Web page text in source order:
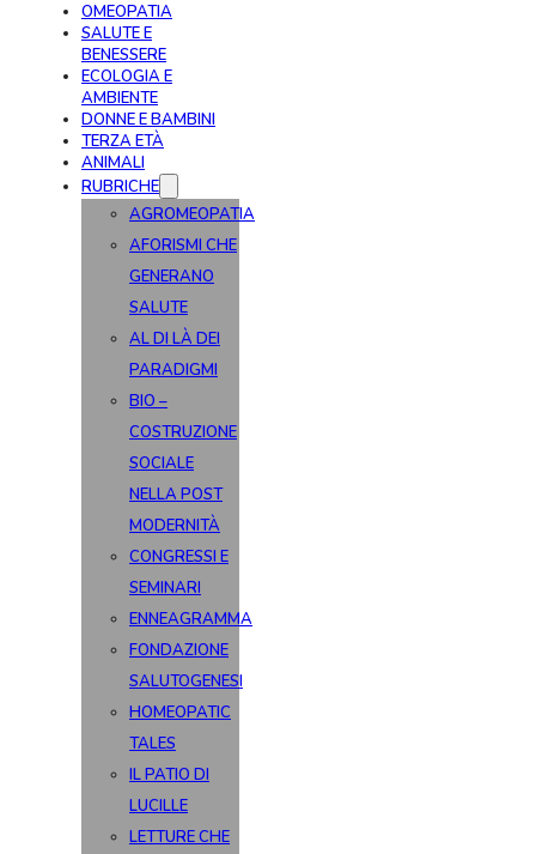
OMEOPATIA
SALUTE E
BENESSERE
ECOLOGIA E
AMBIENTE
DONNE E BAMBINI
TERZA ETÀ
ANIMALI
RUBRICHE
AGROMEOPATIA
AFORISMI CHE
GENERANO
SALUTE
AL DI LÀ DEI
PARADIGMI
BIO –
COSTRUZIONE
SOCIALE
NELLA POST
MODERNITÀ
CONGRESSI E
SEMINARI
ENNEAGRAMMA
FONDAZIONE
SALUTOGENESI
HOMEOPATIC
TALES
IL PATIO DI
LUCILLE
LETTURE CHE